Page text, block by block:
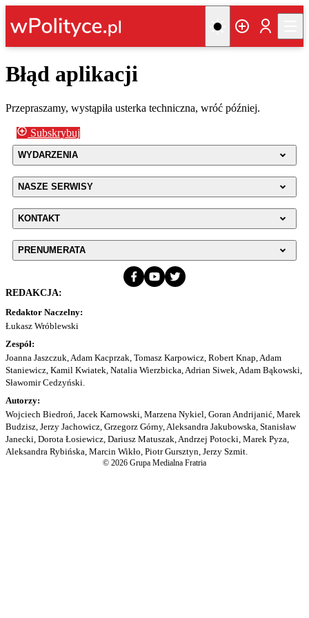
Błąd aplikacji
Przepraszamy, wystąpiła usterka techniczna, wróć później.
Subskrybuj
WYDARZENIA
NASZE SERWISY
KONTAKT
PRENUMERATA
REDAKCJA:
Redaktor Naczelny:
Łukasz Wróblewski
Zespół:
Joanna Jaszczuk, Adam Kacprzak, Tomasz Karpowicz, Robert Knap, Adam
Staniewicz, Kamil Kwiatek, Natalia Wierzbicka, Adrian Siwek, Adam Bąkowski,
Sławomir Cedzyński.
Autorzy:
Wojciech Biedroń, Jacek Karnowski, Marzena Nykiel, Goran Andrijanić, Marek
Budzisz, Jerzy Jachowicz, Grzegorz Górny, Aleksandra Jakubowska, Stanisław
Janecki, Dorota Łosiewicz, Dariusz Matuszak, Andrzej Potocki, Marek Pyza,
Aleksandra Rybińska, Marcin Wikło, Piotr Gursztyn, Jerzy Szmit.
© 2026 Grupa Medialna Fratria